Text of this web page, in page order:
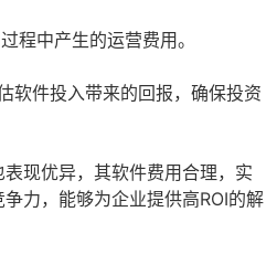
程中产生的运营费用。
软件投入带来的回报，确保投资
现优异，其软件费用合理，实
力，能够为企业提供高ROI的解